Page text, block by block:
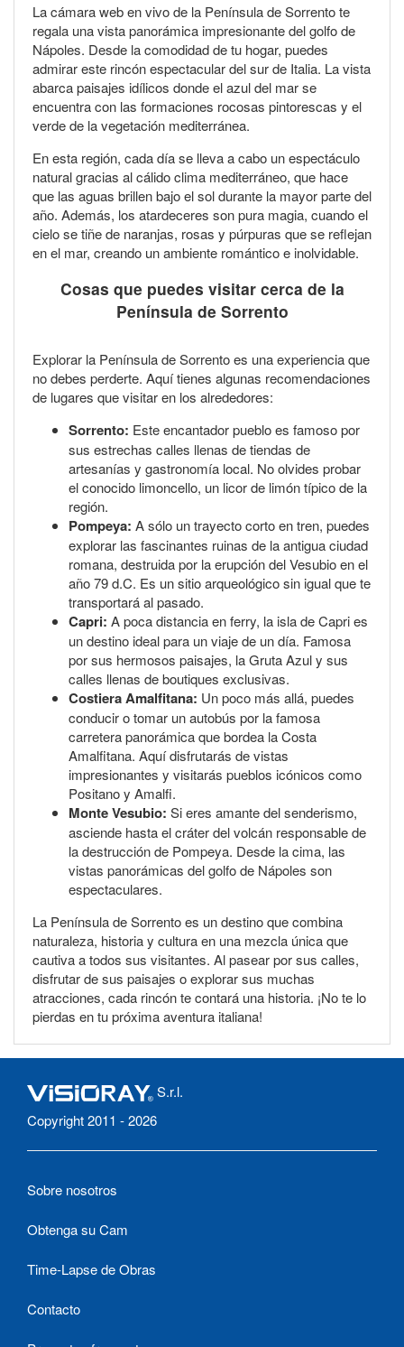
La cámara web en vivo de la Península de Sorrento te
regala una vista panorámica impresionante del golfo de
Nápoles. Desde la comodidad de tu hogar, puedes
admirar este rincón espectacular del sur de Italia. La vista
abarca paisajes idílicos donde el azul del mar se
encuentra con las formaciones rocosas pintorescas y el
verde de la vegetación mediterránea.
En esta región, cada día se lleva a cabo un espectáculo
natural gracias al cálido clima mediterráneo, que hace
que las aguas brillen bajo el sol durante la mayor parte del
año. Además, los atardeceres son pura magia, cuando el
cielo se tiñe de naranjas, rosas y púrpuras que se reflejan
en el mar, creando un ambiente romántico e inolvidable.
Cosas que puedes visitar cerca de la
Península de Sorrento
Explorar la Península de Sorrento es una experiencia que
no debes perderte. Aquí tienes algunas recomendaciones
de lugares que visitar en los alrededores:
Sorrento: Este encantador pueblo es famoso por
sus estrechas calles llenas de tiendas de
artesanías y gastronomía local. No olvides probar
el conocido limoncello, un licor de limón típico de la
región.
Pompeya: A sólo un trayecto corto en tren, puedes
explorar las fascinantes ruinas de la antigua ciudad
romana, destruida por la erupción del Vesubio en el
año 79 d.C. Es un sitio arqueológico sin igual que te
transportará al pasado.
Capri: A poca distancia en ferry, la isla de Capri es
un destino ideal para un viaje de un día. Famosa
por sus hermosos paisajes, la Gruta Azul y sus
calles llenas de boutiques exclusivas.
Costiera Amalfitana: Un poco más allá, puedes
conducir o tomar un autobús por la famosa
carretera panorámica que bordea la Costa
Amalfitana. Aquí disfrutarás de vistas
impresionantes y visitarás pueblos icónicos como
Positano y Amalfi.
Monte Vesubio: Si eres amante del senderismo,
asciende hasta el cráter del volcán responsable de
la destrucción de Pompeya. Desde la cima, las
vistas panorámicas del golfo de Nápoles son
espectaculares.
La Península de Sorrento es un destino que combina
naturaleza, historia y cultura en una mezcla única que
cautiva a todos sus visitantes. Al pasear por sus calles,
disfrutar de sus paisajes o explorar sus muchas
atracciones, cada rincón te contará una historia. ¡No te lo
pierdas en tu próxima aventura italiana!
S.r.l.
Copyright 2011 - 2026
Sobre nosotros
Obtenga su Cam
Time-Lapse de Obras
Contacto